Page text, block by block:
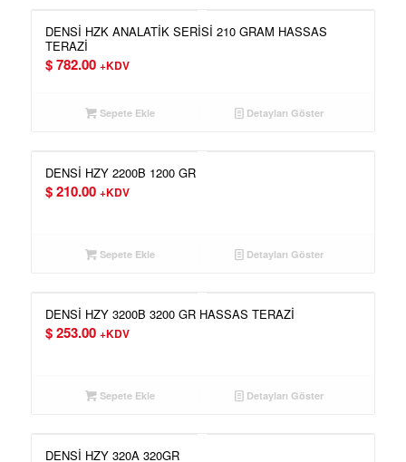
DENSİ HZK ANALATİK SERİSİ 210 GRAM HASSAS
TERAZİ
$782.00 +KDV
Sepete Ekle Detayları Göster
DENSİ HZY 2200B 1200 GR
$210.00 +KDV
Sepete Ekle Detayları Göster
DENSİ HZY 3200B 3200 GR HASSAS TERAZİ
$253.00 +KDV
Sepete Ekle Detayları Göster
DENSİ HZY 320A 320GR